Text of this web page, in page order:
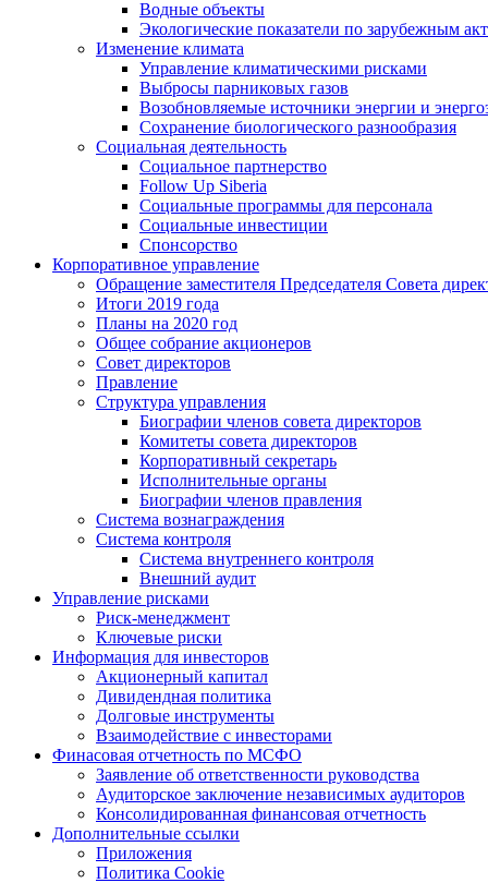
Водные объекты
Экологические показатели по зарубежным
Изменение климата
Управление климатическими рисками
Выбросы парниковых газов
Возобновляемые источники энергии и
Сохранение биологического разнообразия
Социальная деятельность
Социальное партнерство
Follow Up Siberia
Социальные программы для персонала
Социальные инвестиции
Спонсорство
Корпоративное управление
Обращение заместителя Председателя Совета
Итоги 2019 года
Планы на 2020 год
Общее собрание акционеров
Совет директоров
Правление
Структура управления
Биографии членов совета директоров
Комитеты совета директоров
Корпоративный секретарь
Исполнительные органы
Биографии членов правления
Система вознаграждения
Система контроля
Система внутреннего контроля
Внешний аудит
Управление рисками
Риск-менеджмент
Ключевые риски
Информация для инвесторов
Акционерный капитал
Дивидендная политика
Долговые инструменты
Взаимодействие с инвеcторами
Финасовая отчетность по МСФО
Заявление об ответственности руководства
Аудиторское заключение независимых аудиторов
Консолидированная финансовая отчетность
Дополнительные ссылки
Приложения
Политика Cookie